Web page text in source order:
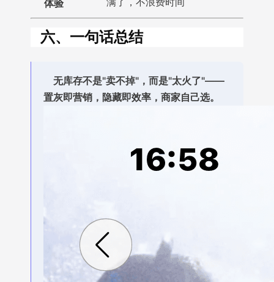
体验
满了，不浪费时间
六、一句话总结
无库存不是"卖不掉"，而是"太火了"——
置灰即营销，隐藏即效率，商家自己选。